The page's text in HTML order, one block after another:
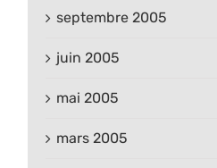
septembre 2005
juin 2005
mai 2005
mars 2005